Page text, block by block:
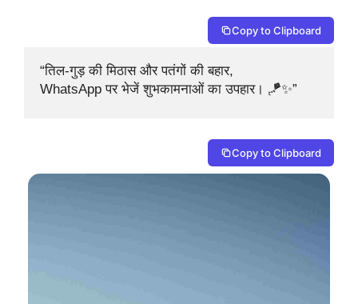
Copy to Clipboard
“तिल-गुड़ की मिठास और पतंगों की बहार,
WhatsApp पर भेजें शुभकामनाओं का उपहार। 🪁✨”
Copy to Clipboard